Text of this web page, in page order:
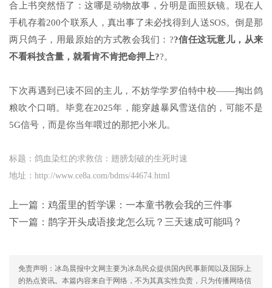
合上书突然悟了：这哪是动物故事，分明是面照妖镜。现在人
手机存着200个联系人，真出事了未必找得到人送SOS。倒是那
两只鸽子，用最原始的方式教会我们：??信任这玩意儿，从来
不看科技含量，就看肯不肯把命押上??。
下次再遇到已读不回的主儿，不妨学学罗伯特中校——掏出鸽
粮吹个口哨。毕竟在2025年，能穿越暴风雪送信的，可能不是
5G信号，而是你当年喂过的那把小米儿。
标题：鸽血染红的求救信：翅膀划破的生死时速
地址：http://www.ce8a.com/bdms/44674.html
上一篇： 鸡蛋里的哲学课：一本童书教会我的三件事
下一篇： 鹊字开头成语接龙怎么玩？三天速成可能吗？
免责声明：冰岛晨报中文网主要为冰岛民众提供国内民事新闻以及国际上
的热点资讯。本篇内容来自于网络，不为其真实性负责，只为传播网络信